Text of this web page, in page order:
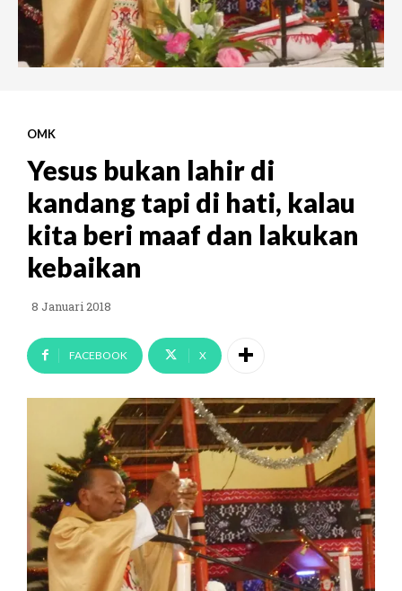
OMK
Yesus bukan lahir di
kandang tapi di hati, kalau
kita beri maaf dan lakukan
kebaikan
8 Januari 2018
FACEBOOK X